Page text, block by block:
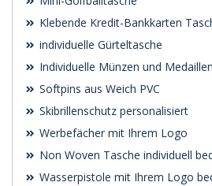
Klebende Kredit-Bankkarten
individuelle Gürteltasche
Individuelle Münzen und Medaillen
Softpins aus Weich PVC
Skibrillenschutz personalisiert
Werbefächer mit Ihrem Logo
Non Woven Tasche individuell
Wasserpistole mit Ihrem Logo